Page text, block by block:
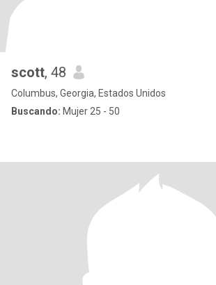
scott, 48
Columbus, Georgia, Estados Unidos
Buscando: Mujer 25 - 50